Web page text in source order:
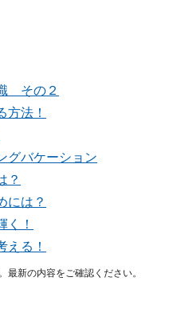
その２
方法！
グバケーション
？
には？
く！
える！
新の内容をご確認ください。